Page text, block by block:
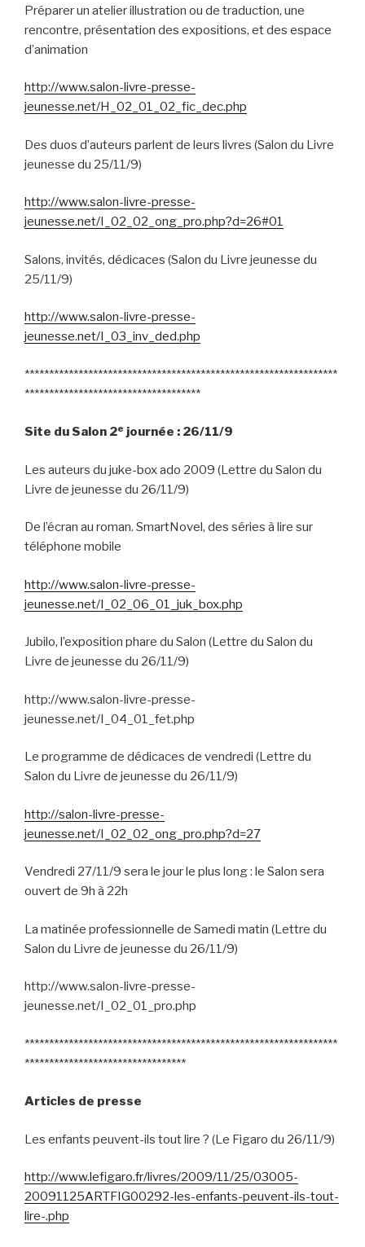
Préparer un atelier illustration ou de traduction, une
rencontre, présentation des expositions, et des espace
d’animation
http://www.salon-livre-presse-
jeunesse.net/H_02_01_02_fic_dec.php
Des duos d’auteurs parlent de leurs livres (Salon du Livre
jeunesse du 25/11/9)
http://www.salon-livre-presse-
jeunesse.net/I_02_02_ong_pro.php?d=26#01
Salons, invités, dédicaces (Salon du Livre jeunesse du
25/11/9)
http://www.salon-livre-presse-
jeunesse.net/I_03_inv_ded.php
****************************************************************
************************************
Site du Salon 2e journée : 26/11/9
Les auteurs du juke-box ado 2009 (Lettre du Salon du
Livre de jeunesse du 26/11/9)
De l’écran au roman. SmartNovel, des séries à lire sur
téléphone mobile
http://www.salon-livre-presse-
jeunesse.net/I_02_06_01_juk_box.php
Jubilo, l’exposition phare du Salon (Lettre du Salon du
Livre de jeunesse du 26/11/9)
http://www.salon-livre-presse-
jeunesse.net/I_04_01_fet.php
Le programme de dédicaces de vendredi (Lettre du
Salon du Livre de jeunesse du 26/11/9)
http://salon-livre-presse-
jeunesse.net/I_02_02_ong_pro.php?d=27
Vendredi 27/11/9 sera le jour le plus long : le Salon sera
ouvert de 9h à 22h
La matinée professionnelle de Samedi matin (Lettre du
Salon du Livre de jeunesse du 26/11/9)
http://www.salon-livre-presse-
jeunesse.net/I_02_01_pro.php
****************************************************************
*********************************
Articles de presse
Les enfants peuvent-ils tout lire ? (Le Figaro du 26/11/9)
http://www.lefigaro.fr/livres/2009/11/25/03005-
20091125ARTFIG00292-les-enfants-peuvent-ils-tout-
lire-.php